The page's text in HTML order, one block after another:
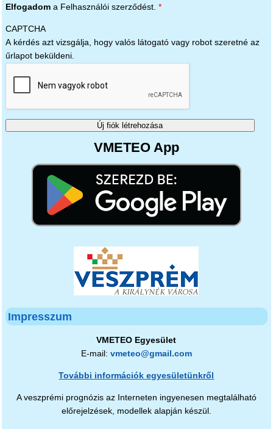
Elfogadoma Felhasználói szerződést. *
CAPTCHA
A kérdés azt vizsgálja, hogy valós látogató vagy robot szeretné az
űrlapot beküldeni.
VMETEO App
Impresszum
VMETEO Egyesület
E-mail: vmeteo@gmail.com
További információk egyesületünkről
A veszprémi prognózis az Interneten ingyenesen megtalálható
előrejelzések, modellek alapján készül.